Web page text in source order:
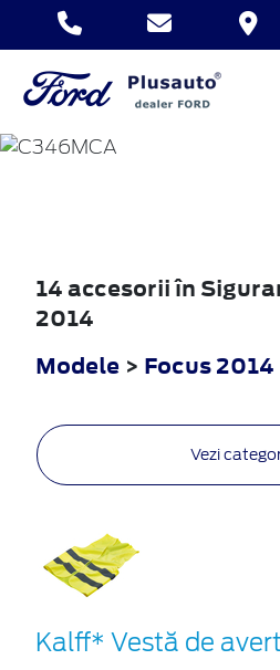
FOCUS
14 accesorii în
2014
Modele > Focus 2014
Vezi
Kalff* Vestă de